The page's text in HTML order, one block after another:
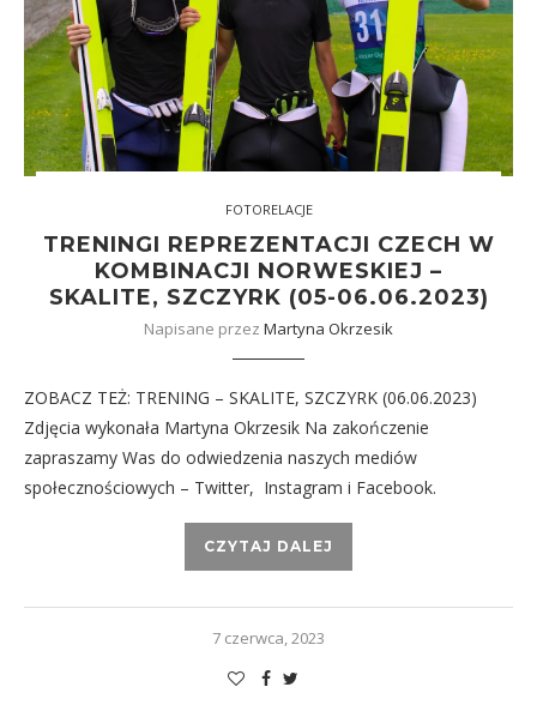
FOTORELACJE
TRENINGI REPREZENTACJI CZECH W
KOMBINACJI NORWESKIEJ –
SKALITE, SZCZYRK (05-06.06.2023)
Napisane przez Martyna Okrzesik
ZOBACZ TEŻ: TRENING – SKALITE, SZCZYRK (06.06.2023)
Zdjęcia wykonała Martyna Okrzesik Na zakończenie
zapraszamy Was do odwiedzenia naszych mediów
społecznościowych – Twitter, Instagram i Facebook.
CZYTAJ DALEJ
7 czerwca, 2023